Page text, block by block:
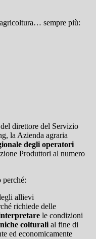
sempre più:
direttore del Servizio
la Azienda agraria
degli operatori
Produttori al numero
perché:
allievi
richiede delle
le condizioni
colturali al fine di
ed economicamente